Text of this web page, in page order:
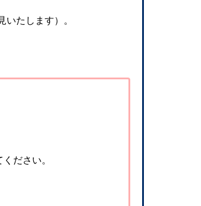
たします）。
ださい。